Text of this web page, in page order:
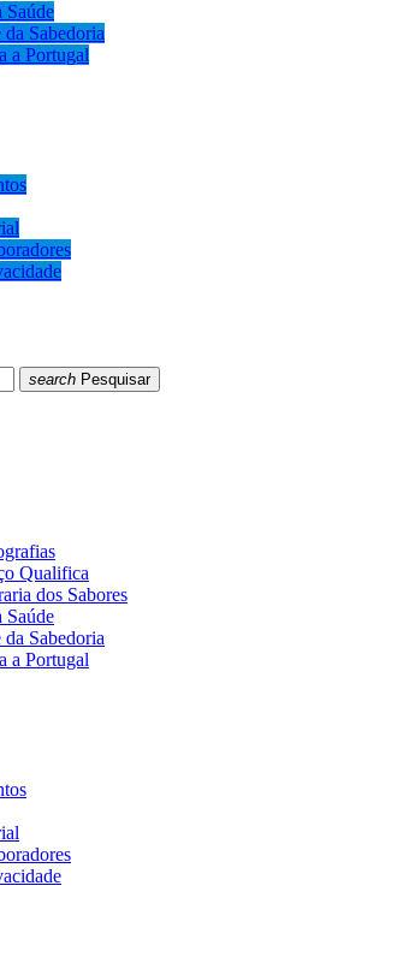
Saúde
da Sabedoria
a Portugal
search Pesquisar
Qualifica
dos Sabores
Saúde
da Sabedoria
a Portugal